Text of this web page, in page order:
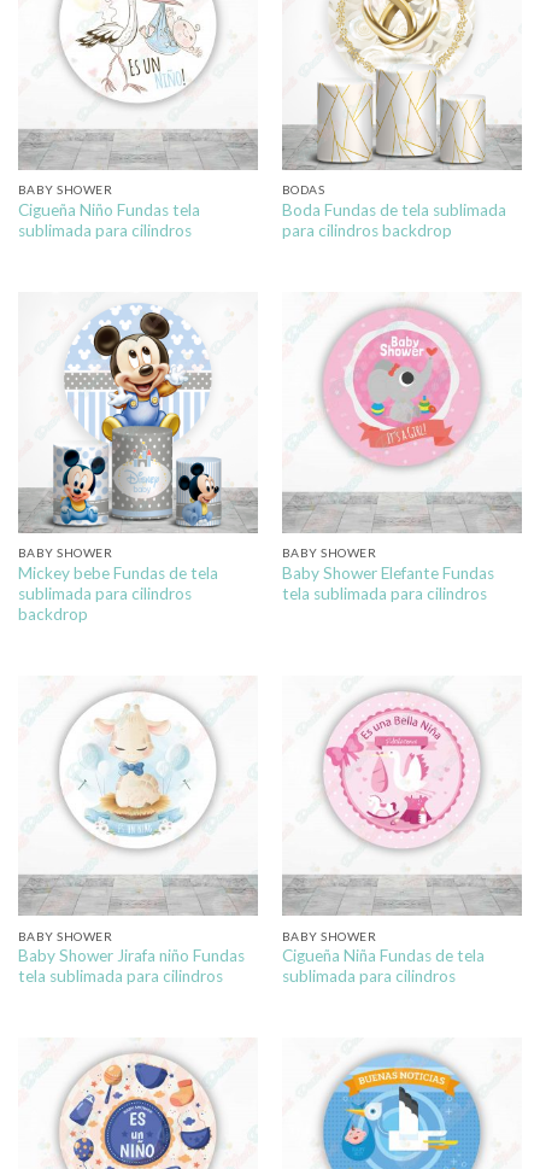
BABY SHOWER
Cigueña Niño Fundas tela
sublimada para cilindros
BODAS
Boda Fundas de tela sublimada
para cilindros backdrop
BABY SHOWER
Mickey bebe Fundas de tela
sublimada para cilindros
backdrop
BABY SHOWER
Baby Shower Elefante Fundas
tela sublimada para cilindros
BABY SHOWER
Baby Shower Jirafa niño Fundas
tela sublimada para cilindros
BABY SHOWER
Cigueña Niña Fundas de tela
sublimada para cilindros